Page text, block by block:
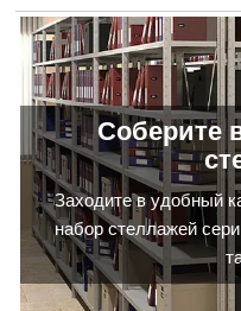
Соберите
Заходите в удобный
набор стеллажей